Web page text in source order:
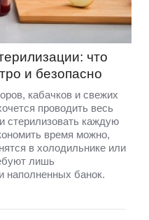
что
и безопасно
кабачков и свежих
проводить весь
стерилизовать каждую
время можно,
в холодильнике или
лишь
наполненных банок.